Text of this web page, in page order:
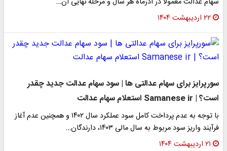
۲۲ اردیبهشت ۱۴۰۴
سورپرایز برای سهام عدالتی ها | سود سهام عدالت جدید چقدر
است؟ | Samanese ir استعلام سهام عدالت
با توجه به عدم پرداخت کامل سود عملکرد سال ۱۴۰۲ و همچنین عدم آغاز
فرآیند واریز سود مربوط به سال مالی ۱۴۰۳، دارندگان…
۲۱ اردیبهشت ۱۴۰۴